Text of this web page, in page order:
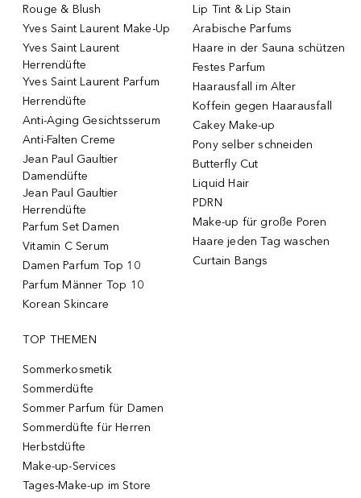
Rouge & Blush
Yves Saint Laurent Make-Up
Yves Saint Laurent
Herrendüfte
Yves Saint Laurent Parfum
Herrendüfte
Anti-Aging Gesichtsserum
Anti-Falten Creme
Jean Paul Gaultier
Damendüfte
Jean Paul Gaultier
Herrendüfte
Parfum Set Damen
Vitamin C Serum
Damen Parfum Top 10
Parfum Männer Top 10
Korean Skincare
Lip Tint & Lip Stain
Arabische Parfums
Haare in der Sauna schützen
Festes Parfum
Haarausfall im Alter
Koffein gegen Haarausfall
Cakey Make-up
Pony selber schneiden
Butterfly Cut
Liquid Hair
PDRN
Make-up für große Poren
Haare jeden Tag waschen
Curtain Bangs
TOP THEMEN
Sommerkosmetik
Sommerdüfte
Sommer Parfum für Damen
Sommerdüfte für Herren
Herbstdüfte
Make-up-Services
Tages-Make-up im Store